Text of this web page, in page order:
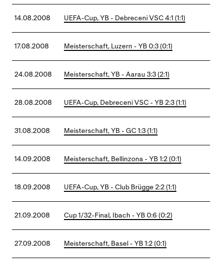
14.08.2008 UEFA-Cup, YB - Debreceni VSC 4:1 (1:1)
17.08.2008 Meisterschaft, Luzern - YB 0:3 (0:1)
24.08.2008 Meisterschaft, YB - Aarau 3:3 (2:1)
28.08.2008 UEFA-Cup, Debreceni VSC - YB 2:3 (1:1)
31.08.2008 Meisterschaft, YB - GC 1:3 (1:1)
14.09.2008 Meisterschaft, Bellinzona - YB 1:2 (0:1)
18.09.2008 UEFA-Cup, YB - Club Brügge 2:2 (1:1)
21.09.2008 Cup 1/32-Final, Ibach - YB 0:6 (0:2)
27.09.2008 Meisterschaft, Basel - YB 1:2 (0:1)